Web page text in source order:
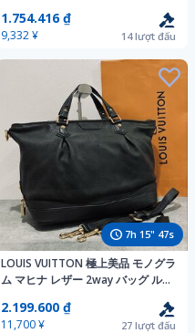
サックプラ バック
1.754.416 ₫
9,332 ¥ 14lượt đấu
7h 15" 46s
LOUIS VUITTON 極上美品 モノグラ
ム マヒナ レザー 2way バッグ ル
属品あり！
2.199.600 ₫
11,700 ¥ 27 lượt đấu